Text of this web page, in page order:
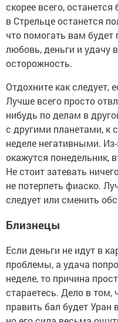
скорее всего,
в Стрельце останется
что помогать вам будет
любовь, деньги и удачу
осторожность.
Отдохните как следует,
Лучше всего просто
нибудь по делам в
с другими планетами, к
неделе негативными.
окажутся понедельник,
Не стоит затевать
не потерпеть фиаско.
следует или сменить
Близнецы
Если деньги не идут в
проблемы, а удача
неделе, то причина
стараетесь. Дело в том,
править бал будет Уран